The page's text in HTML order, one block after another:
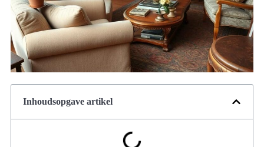
Inhoudsopgave artikel